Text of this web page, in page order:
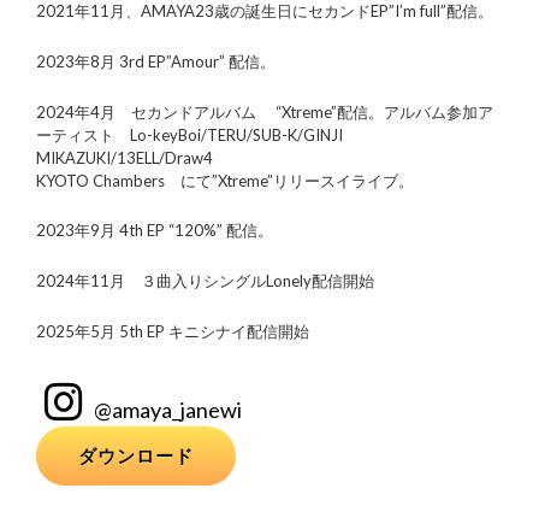
2021年11月、AMAYA23歳の誕生日にセカンドEP”I’m full”配信。
2023年8月 3rd EP”Amour” 配信。
2024年4月 セカンドアルバム “Xtreme”配信。アルバム参加ア
ーティスト Lo-keyBoi/TERU/SUB-K/GINJI
MIKAZUKI/13ELL/Draw4
KYOTO Chambers にて”Xtreme”リリースイライブ。
2023年9月 4th EP “120%” 配信。
2024年11月 ３曲入りシングルLonely配信開始
2025年5月 5th EP キニシナイ配信開始
@amaya_janewi
ダウンロード